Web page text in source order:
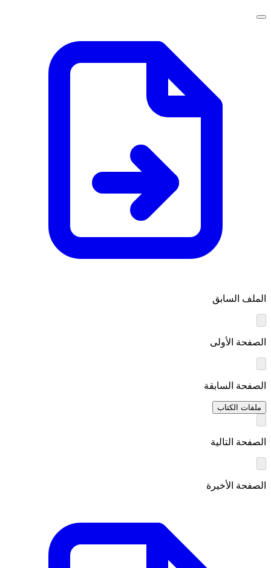
الملف السابق
الصفحة الأولى
الصفحة السابقة
ملفات الكتاب
الصفحة التالية
الصفحة الأخيرة